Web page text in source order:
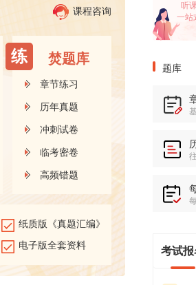
课程咨询
练 焚题库
章节练习
历年真题
冲刺试卷
临考密卷
高频错题
纸质版《真题汇编》
电子版全套资料
听
一站
题库
考试报